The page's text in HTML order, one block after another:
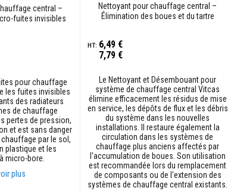
central –
fuites invisibles
pour chauffage
les fuites invisibles
des radiateurs
de chauffage
pertes de pression,
et est sans danger
par le sol,
plastique et les
micro-bore.
plus
Nettoyant pour chauffage central –
Élimination des boues et du tartre
7,79 €
6,49 €
Le Nettoyant et Désembouant pour
système de chauffage central Vitcas
élimine efficacement les résidus de mise
en service, les dépôts de flux et les débris
du système dans les nouvelles
installations. Il restaure également la
circulation dans les systèmes de
chauffage plus anciens affectés par
l'accumulation de boues. Son utilisation
est recommandée lors du remplacement
de composants ou de l'extension des
systèmes de chauffage central existants.